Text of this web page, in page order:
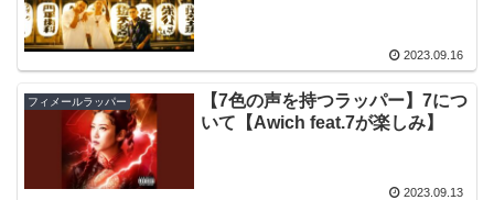
2023.09.16
フィメールラッパー
【7色の声を持つラッパー】7につ
いて【Awich feat.7が楽しみ】
2023.09.13